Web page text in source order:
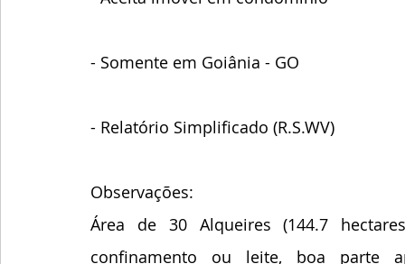
- Somente em Goiânia - GO
- Relatório Simplificado (R.S.WV)
Observações:
Área de 30 Alqueires (144.7
confinamento ou leite, boa parte